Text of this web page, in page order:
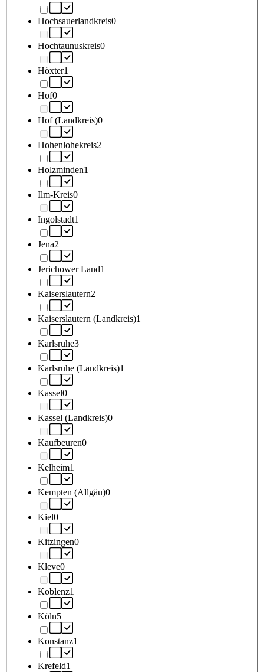
Hochsauerlandkreis0
Hochtaunuskreis0
Höxter1
Hof0
Hof (Landkreis)0
Hohenlohekreis2
Holzminden1
Ilm-Kreis0
Ingolstadt1
Jena2
Jerichower Land1
Kaiserslautern2
Kaiserslautern (Landkreis)1
Karlsruhe3
Karlsruhe (Landkreis)1
Kassel0
Kassel (Landkreis)0
Kaufbeuren0
Kelheim1
Kempten (Allgäu)0
Kiel0
Kitzingen0
Kleve0
Koblenz1
Köln5
Konstanz1
Krefeld1